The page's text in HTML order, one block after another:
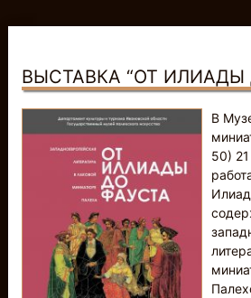
ВЫСТАВКА “ОТ ИЛИАДЫ
В
50)